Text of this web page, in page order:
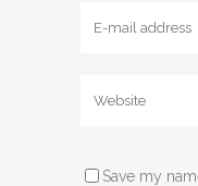
Save my